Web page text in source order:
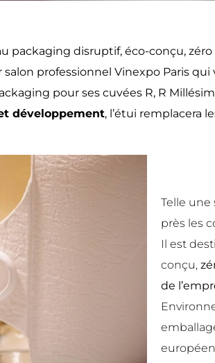
packaging disruptif, éco-conçu,
salon professionnel Vinexpo Paris qui
pour ses cuvées R, R
développement, l’étui remplacera
Telle
près les
Il est
conçu,
de